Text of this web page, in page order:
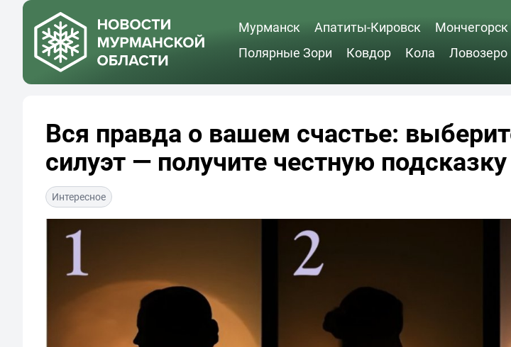
Мурманск Апатиты-Кировск Мончегорск
Полярные Зори
Ковдор Кола Ловозеро
Вся правда о вашем счастье:
силуэт — получите честную подсказку
Интересное